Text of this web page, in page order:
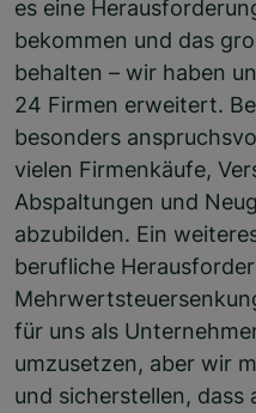
es eine
bekommen und das
behalten – wir haben
24 Firmen erweitert.
besonders
vielen Firmenkäufe,
Abspaltungen und
abzubilden. Ein
berufliche
für uns als
umzusetzen, aber wir
und sicherstellen, dass